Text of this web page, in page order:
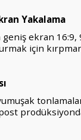
Yakalama
ekran
için
post